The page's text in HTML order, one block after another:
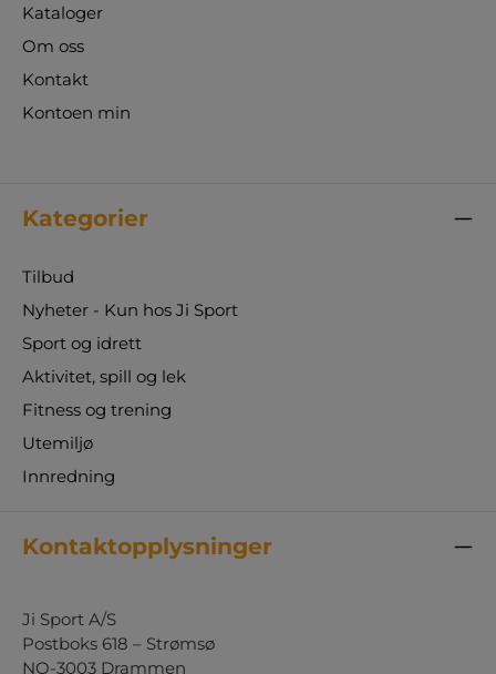
Kataloger
Om oss
Kontakt
Kontoen min
Kategorier
Tilbud
Nyheter - Kun hos Ji Sport
Sport og idrett
Aktivitet, spill og lek
Fitness og trening
Utemiljø
Innredning
Kontaktopplysninger
Ji Sport A/S
Postboks 618 – Strømsø
NO-3003 Drammen